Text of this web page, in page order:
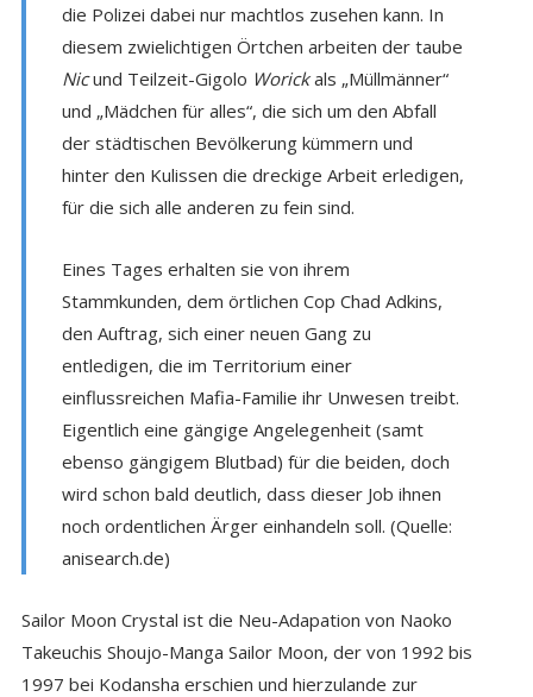
die Polizei dabei nur machtlos zusehen kann. In
diesem zwielichtigen Örtchen arbeiten der taube
Nicund Teilzeit-Gigolo Worickals „Müllmänner“
und „Mädchen für alles“, die sich um den Abfall
der städtischen Bevölkerung kümmern und
hinter den Kulissen die dreckige Arbeit erledigen,
für die sich alle anderen zu fein sind.
Eines Tages erhalten sie von ihrem
Stammkunden, dem örtlichen Cop Chad Adkins,
den Auftrag, sich einer neuen Gang zu
entledigen, die im Territorium einer
einflussreichen Mafia-Familie ihr Unwesen treibt.
Eigentlich eine gängige Angelegenheit (samt
ebenso gängigem Blutbad) für die beiden, doch
wird schon bald deutlich, dass dieser Job ihnen
noch ordentlichen Ärger einhandeln soll. (Quelle:
anisearch.de)
Sailor Moon Crystal ist die Neu-Adapation von Naoko
Takeuchis Shoujo-Manga Sailor Moon, der von 1992 bis
1997 bei Kodansha erschien und hierzulande zur